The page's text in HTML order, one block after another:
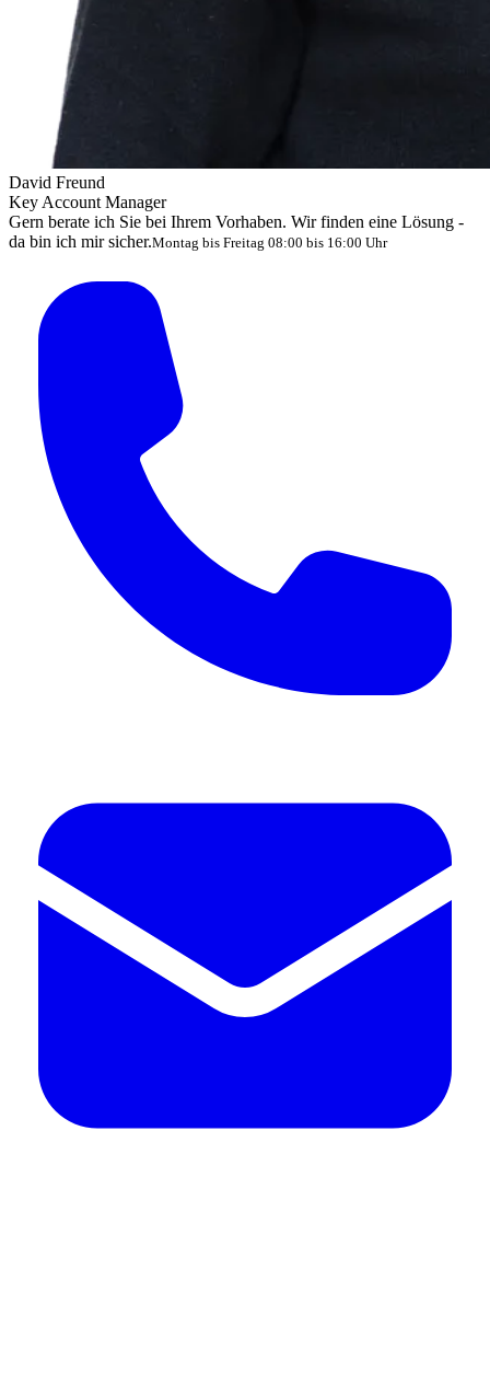
David Freund
Key Account Manager
Gern berate ich Sie bei Ihrem Vorhaben. Wir finden eine Lösung -
da bin ich mir sicher.Montag bis Freitag 08:00 bis 16:00 Uhr